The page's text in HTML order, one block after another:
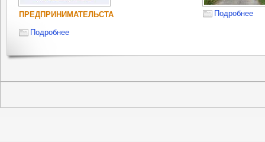
ПРЕДПРИНИМАТЕЛЬСТА
Подробнее
Подробнее